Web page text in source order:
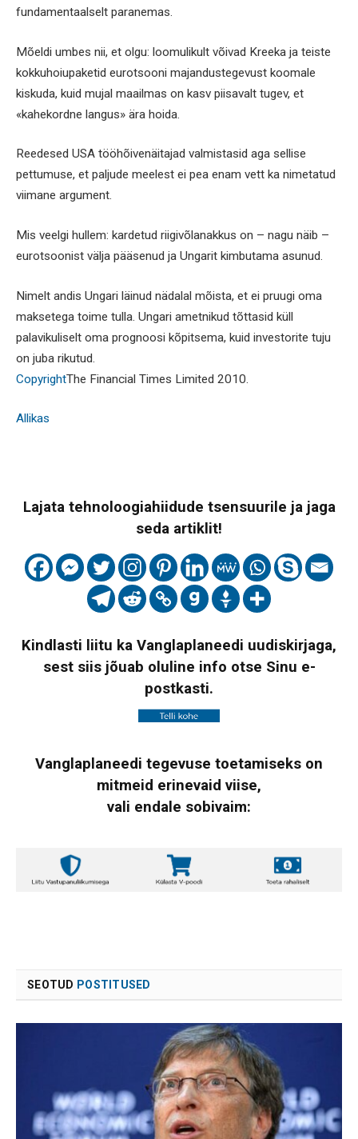
fundamentaalselt paranemas.
Mõeldi umbes nii, et olgu: loomulikult võivad Kreeka ja teiste
kokkuhoiupaketid eurotsooni majandustegevust koomale
kiskuda, kuid mujal maailmas on kasv piisavalt tugev, et
«kahekordne langus» ära hoida.
Reedesed USA tööhõivenäitajad valmistasid aga sellise
pettumuse, et paljude meelest ei pea enam vett ka nimetatud
viimane argument.
Mis veelgi hullem: kardetud riigivõlanakkus on – nagu näib –
eurotsoonist välja pääsenud ja Ungarit kimbutama asunud.
Nimelt andis Ungari läinud nädalal mõista, et ei pruugi oma
maksetega toime tulla. Ungari ametnikud tõttasid küll
palavikuliselt oma prognoosi kõpitsema, kuid investorite tuju
on juba rikutud.
CopyrightThe Financial Times Limited 2010.
Allikas
Lajata tehnoloogiahiidude tsensuurile ja jaga
seda artiklit!
Kindlasti liitu ka Vanglaplaneedi uudiskirjaga,
sest siis jõuab oluline info otse Sinu e-
postkasti.
Vanglaplaneedi tegevuse toetamiseks on
mitmeid erinevaid viise,
vali endale sobivaim:
SEOTUD POSTITUSED